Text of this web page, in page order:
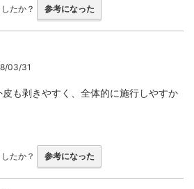
たか？ 参考になった
5
03/31
も剥きやすく、全体的に施行しやすか
たか？ 参考になった